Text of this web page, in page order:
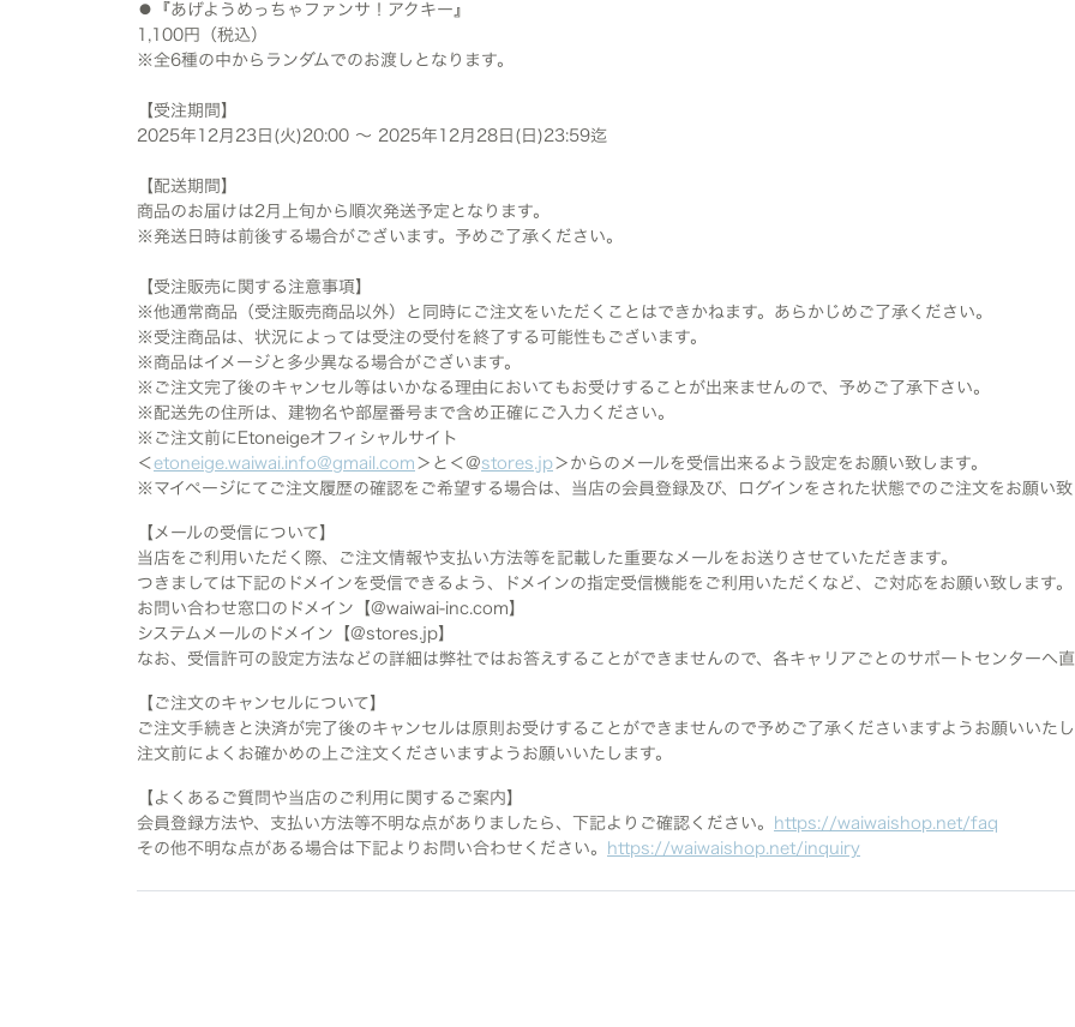
⚫︎『あげようめっちゃファンサ！アクキー』
1,100円（税込）
※全6種の中からランダムでのお渡しとなります。
【受注期間】
2025年12月23日(火)20:00 ～ 2025年12月28日(日)23:59迄
【配送期間】
商品のお届けは2月上旬から順次発送予定となります。
※発送日時は前後する場合がございます。予めご了承ください。
【受注販売に関する注意事項】
※他通常商品（受注販売商品以外）と同時にご注文をいただくことはできかねます。あらかじめご了承ください。
※受注商品は、状況によっては受注の受付を終了する可能性もございます。
※商品はイメージと多少異なる場合がございます。
※ご注文完了後のキャンセル等はいかなる理由においてもお受けすることが出来ませんので、予めご了承下さい。
※配送先の住所は、建物名や部屋番号まで含め正確にご入力ください。
※ご注文前にEtoneigeオフィシャルサイト
＜etoneige.waiwai.info@gmail.com ＞と＜@stores.jp＞からのメールを受信出来るよう設定をお願い致します。
※マイページにてご注文履歴の確認をご希望する場合は、当店の会員登録及び、ログインをされた状態でのご注文をお願い
【メールの受信について】
当店をご利用いただく際、ご注文情報や支払い方法等を記載した重要なメールをお送りさせていただきます。
つきましては下記のドメインを受信できるよう、ドメインの指定受信機能をご利用いただくなど、ご対応をお願い致します。
お問い合わせ窓口のドメイン【@waiwai-inc.com】
システムメールのドメイン【@stores.jp】
なお、受信許可の設定方法などの詳細は弊社ではお答えすることができませんので、各キャリアごとのサポートセンターへ
【ご注文のキャンセルについて】
ご注文手続きと決済が完了後のキャンセルは原則お受けすることができませんので予めご了承くださいますようお願いいた
注文前によくお確かめの上ご注文くださいますようお願いいたします。
【よくあるご質問や当店のご利用に関するご案内】
会員登録方法や、支払い方法等不明な点がありましたら、下記よりご確認ください。
https://waiwaishop.net/faq
その他不明な点がある場合は下記よりお問い合わせください。
https://waiwaishop.net/inquiry